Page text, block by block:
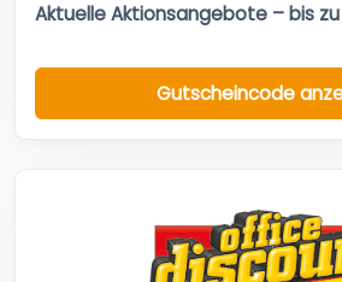
Aktuelle Aktionsangebote – bis zu
Gutscheincode